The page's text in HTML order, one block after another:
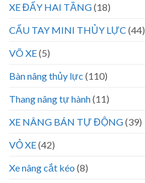
XE ĐẨY HAI TẦNG(18)
CẨU TAY MINI THỦY LỰC (44)
VÕ XE(5)
Bàn nâng thủy lực (110)
Thang nâng tự hành(11)
XE NÂNG BÁN TỰ ĐỘNG(39)
VỎ XE(42)
Xe nâng cắt kéo (8)